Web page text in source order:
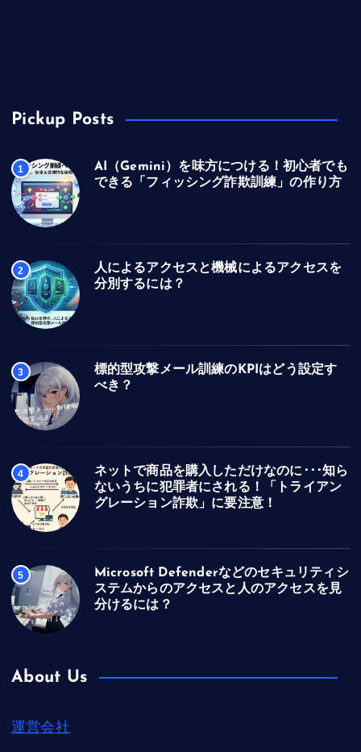
Pickup Posts
1
AI（Gemini）を味方につける！初心者でも
できる「フィッシング詐欺訓練」の作り方
2
人によるアクセスと機械によるアクセスを
分別するには？
3
標的型攻撃メール訓練のKPIはどう設定す
べき？
4
ネットで商品を購入しただけなのに･･･知ら
ないうちに犯罪者にされる！「トライアン
グレーション詐欺」に要注意！
5
Microsoft Defenderなどのセキュリティシ
ステムからのアクセスと人のアクセスを見
分けるには？
About Us
運営会社